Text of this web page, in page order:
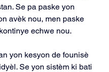
Se pa paske yon
avèk nou, men paske
echwe nou.
yon kesyon de founisè
Se yon sistèm ki bati